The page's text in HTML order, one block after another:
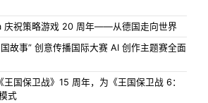
庆祝策略游戏 20 周年——从德国走向世界
故事” 创意传播国际大赛 AI 创作主题赛全面
国保卫战》15 周年，为《王国保卫战 6：
式